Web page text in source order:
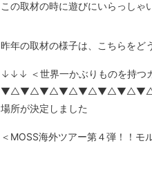
この取材の時に遊びにいらっしゃ
昨年の取材の様子は、こちらをど
↓↓↓ ＜世界一かぶりものを持つ
場所が決定しました
＜MOSS海外ツアー第４弾！！モ